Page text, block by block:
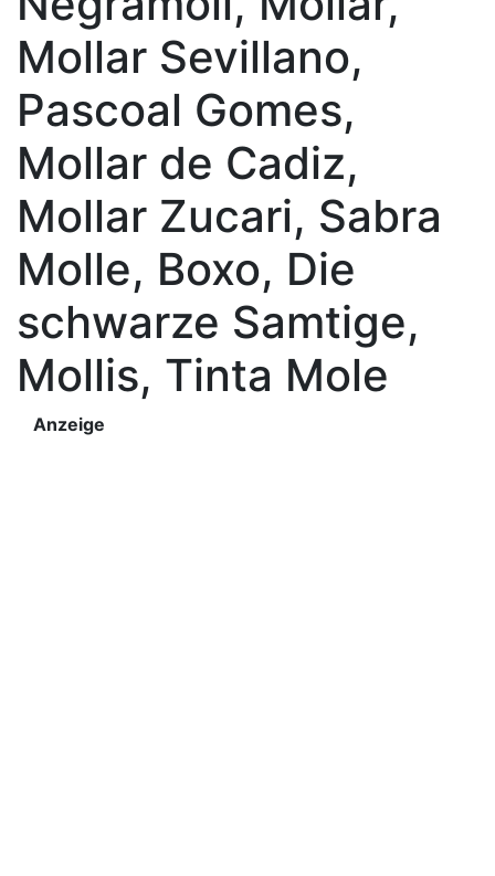
Mollar Sevillano,
Pascoal Gomes,
Mollar de Cadiz,
Mollar Zucari, Sabra
Molle, Boxo, Die
schwarze Samtige,
Mollis, Tinta Mole
Anzeige